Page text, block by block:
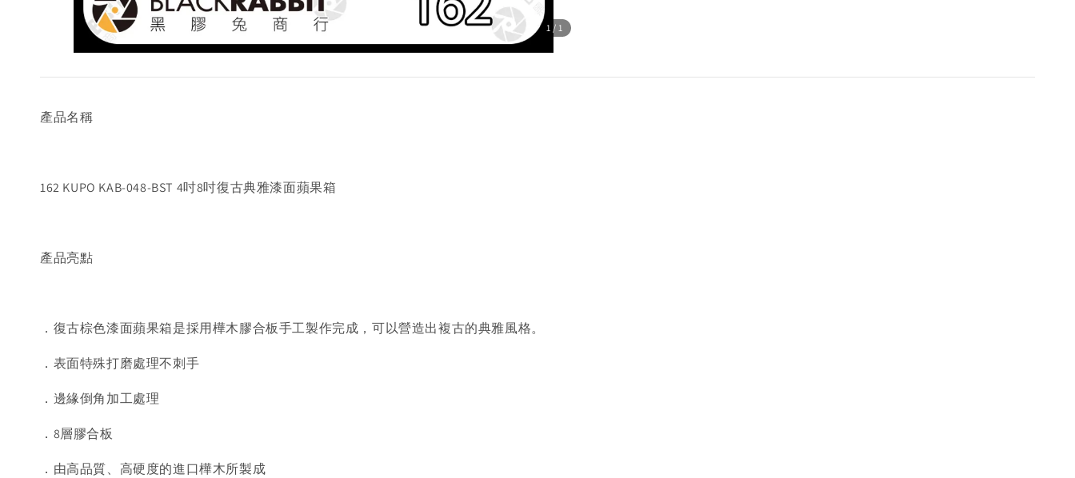
1/1
產品名稱
162 KUPO KAB-048-BST 4吋8吋復古典雅漆面蘋果箱
產品亮點
．復古棕色漆面蘋果箱是採用樺木膠合板手工製作完成，可以營造出複古的典雅風格。
．表面特殊打磨處理不刺手
．邊緣倒角加工處理
．8層膠合板
．由高品質、高硬度的進口樺木所製成